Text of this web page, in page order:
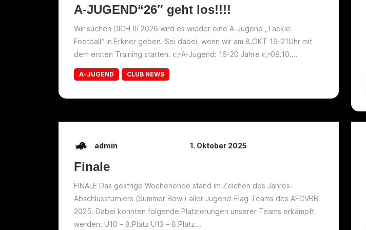
A-JUGEND“26″ geht los!!!!
Wir suchen DICH !!! 2026 wird es wieder eine A-Jugend „Tackle-
Football“ in Erkner geben. Sei dabei, wenn wir am 8.OKT 19-21Uhr mit
dem ersten Training starten. 👉A-Jugend: 16-20 Jahre 👉08.10....
A-JUGEND CLUB NEWS
admin 1. Oktober 2025
Finale
FINALE Das gestrige Wochenende stand im Zeichen des Jahres-
Abschlussturniers (Summer Bowl) aller Jugend-Flag-Teams des AFCVBB
2025. Dabei konnten folgende Platzierungen unserer Teams erkämpft
werden: U10 – 8.Platz U13 – 8.Platz...